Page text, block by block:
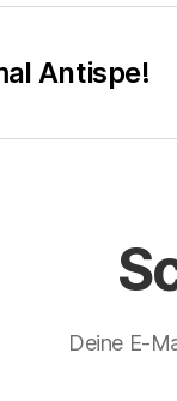
Antispe!
Deine E-